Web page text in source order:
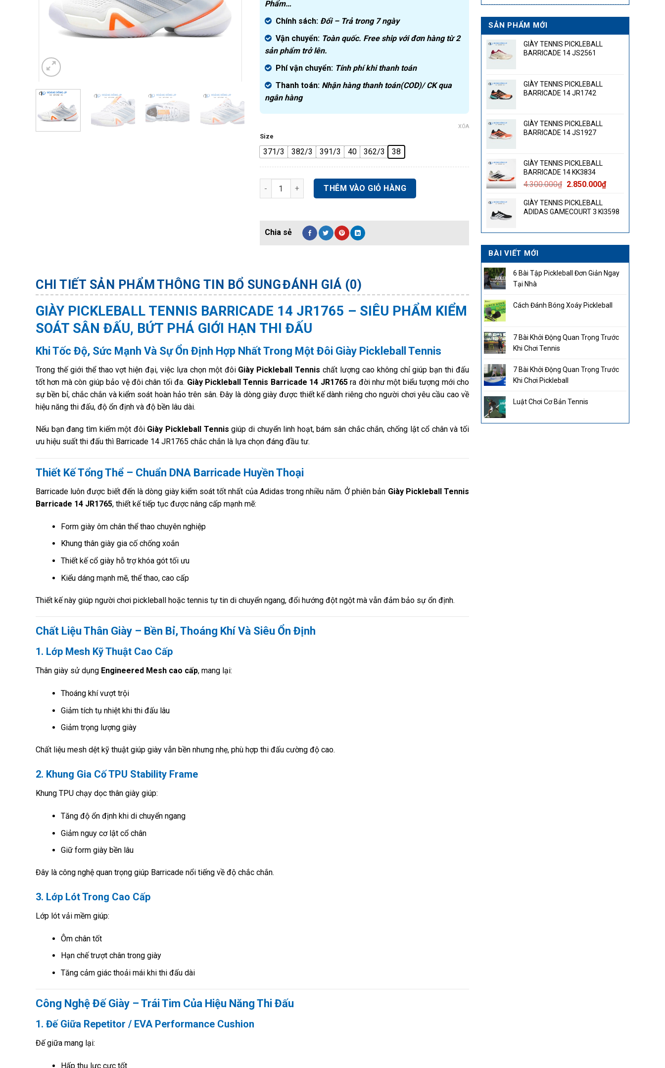
SẢN PHẨM MỚI
GIÀY TENNIS PICKLEBALL
BARRICADE 14 JS2561
GIÀY TENNIS PICKLEBALL
BARRICADE 14 JR1742
GIÀY TENNIS PICKLEBALL
BARRICADE 14 JS1927
GIÀY TENNIS PICKLEBALL
BARRICADE 14 KK3834
4.300.000₫ Giá
là:
4.300.000₫.
2.850.000₫Giá
là:
GIÀY TENNIS PICKLEBALL
ADIDAS GAMECOURT 3 KI3598
BÀI VIẾT MỚI
6 Bài Tập Pickleball Đơn Giản Ngay
Tại Nhà
Cách Đánh Bóng Xoáy Pickleball
7 Bài Khởi Động Quan Trọng Trước
Khi Chơi Tennis
7 Bài Khởi Động Quan Trọng Trước
Khi Chơi Pickleball
Luật Chơi Cơ Bản Tennis
Phẩm…
Chính sách: Đổi – Trả trong 7 ngày
Vận chuyển: Toàn quốc. Free ship với đơn hàng từ 2
sản phẩm trở lên.
Phí vận chuyển: Tính phí khi thanh toán
Thanh toán: Nhận hàng thanh toán(COD)/ CK qua
ngân hàng
Size
371/3 382/3 391/3 40 362/3 38
XÓA
GIÀY PICKLEBALL TENNIS BARRICADE 14 JR1765 số lượng
THÊM VÀO GIỎ HÀNG
CHI TIẾT SẢN PHẨM THÔNG TIN BỔ SUNGĐÁNH GIÁ (0)
GIÀY PICKLEBALL TENNIS BARRICADE 14 JR1765 – SIÊU PHẨM KIỂM
SOÁT SÂN ĐẤU, BỨT PHÁ GIỚI HẠN THI ĐẤU
Khi Tốc Độ, Sức Mạnh Và Sự Ổn Định Hợp Nhất Trong Một Đôi Giày Pickleball Tennis
Trong thế giới thể thao vợt hiện đại, việc lựa chọn một đôi Giày Pickleball Tennis chất lượng cao không chỉ giúp bạn thi đấu
tốt hơn mà còn giúp bảo vệ đôi chân tối đa. Giày Pickleball Tennis Barricade 14 JR1765ra đời như một biểu tượng mới cho
sự bền bỉ, chắc chắn và kiểm soát hoàn hảo trên sân. Đây là dòng giày được thiết kế dành riêng cho người chơi yêu cầu cao về
hiệu năng thi đấu, độ ổn định và độ bền lâu dài.
Nếu bạn đang tìm kiếm một đôi Giày Pickleball Tennis giúp di chuyển linh hoạt, bám sân chắc chắn, chống lật cổ chân và tối
ưu hiệu suất thi đấu thì Barricade 14 JR1765 chắc chắn là lựa chọn đáng đầu tư.
Thiết Kế Tổng Thể – Chuẩn DNA Barricade Huyền Thoại
Barricade luôn được biết đến là dòng giày kiểm soát tốt nhất của Adidas trong nhiều năm. Ở phiên bản Giày Pickleball Tennis
Barricade 14 JR1765, thiết kế tiếp tục được nâng cấp mạnh mẽ:
Form giày ôm chân thể thao chuyên nghiệp
Khung thân giày gia cố chống xoắn
Thiết kế cổ giày hỗ trợ khóa gót tối ưu
Kiểu dáng mạnh mẽ, thể thao, cao cấp
Thiết kế này giúp người chơi pickleball hoặc tennis tự tin di chuyển ngang, đổi hướng đột ngột mà vẫn đảm bảo sự ổn định.
Chất Liệu Thân Giày – Bền Bỉ, Thoáng Khí Và Siêu Ổn Định
1. Lớp Mesh Kỹ Thuật Cao Cấp
Thân giày sử dụng Engineered Mesh cao cấp, mang lại:
Thoáng khí vượt trội
Giảm tích tụ nhiệt khi thi đấu lâu
Giảm trọng lượng giày
Chất liệu mesh dệt kỹ thuật giúp giày vẫn bền nhưng nhẹ, phù hợp thi đấu cường độ cao.
2. Khung Gia Cố TPU Stability Frame
Khung TPU chạy dọc thân giày giúp:
Tăng độ ổn định khi di chuyển ngang
Giảm nguy cơ lật cổ chân
Giữ form giày bền lâu
Đây là công nghệ quan trọng giúp Barricade nổi tiếng về độ chắc chắn.
3. Lớp Lót Trong Cao Cấp
Lớp lót vải mềm giúp:
Ôm chân tốt
Hạn chế trượt chân trong giày
Tăng cảm giác thoải mái khi thi đấu dài
Công Nghệ Đế Giày – Trái Tim Của Hiệu Năng Thi Đấu
1. Đế Giữa Repetitor / EVA Performance Cushion
Đế giữa mang lại:
Hấp thụ lực cực tốt